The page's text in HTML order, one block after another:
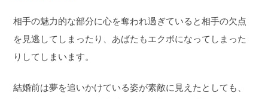
相手の魅力的な部分に心を奪われ過ぎていると相手の欠点
を見逃してしまったり、あばたもエクボになってしまった
りしてしまいます。
結婚前は夢を追いかけている姿が素敵に見えたとしても、